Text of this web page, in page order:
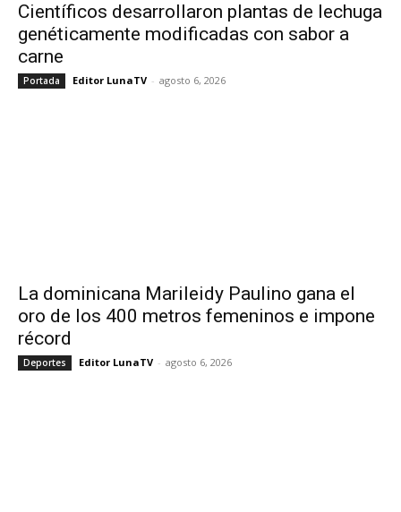
Científicos desarrollaron plantas de lechuga
genéticamente modificadas con sabor a
carne
Portada Editor LunaTV - agosto 6, 2026
La dominicana Marileidy Paulino gana el
oro de los 400 metros femeninos e impone
récord
Deportes Editor LunaTV - agosto 6, 2026